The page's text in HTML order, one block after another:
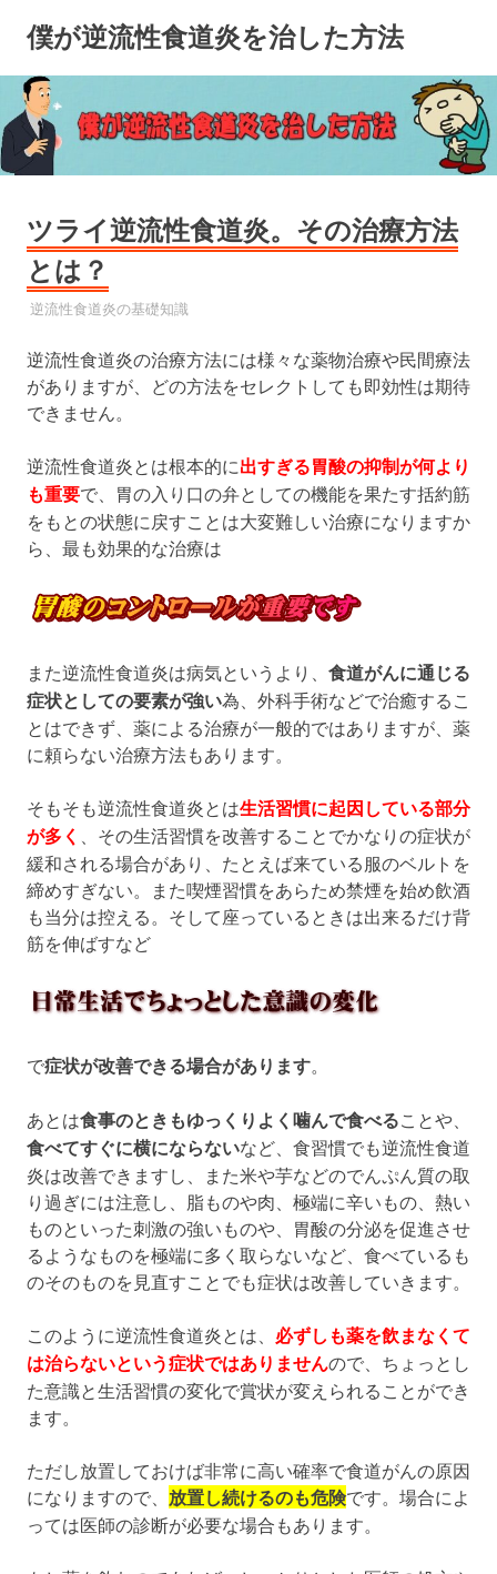
ツ
へ
ス
僕が逆流性食道炎を治した方法
ツライ逆流性食道炎。その治療方法
とは？
2022年12月1日
YYYPRO
逆流性食道炎の基礎知識
逆流性食道炎の治療方法には様々な薬物治療や民間療法
がありますが、どの方法をセレクトしても即効性は期待
できません。
逆流性食道炎とは根本的に出すぎる胃酸の抑制が何より
も重要で、胃の入り口の弁としての機能を果たす括約筋
をもとの状態に戻すことは大変難しい治療になりますか
ら、最も効果的な治療は
また逆流性食道炎は病気というより、 食道がんに通じる
症状としての要素が強い為、外科手術などで治癒するこ
とはできず、薬による治療が一般的ではありますが、薬
に頼らない治療方法もあります。
そもそも逆流性食道炎とは生活習慣に起因している部分
が多く
、その生活習慣を改善することでかなりの症状が
緩和される場合があり、たとえば来ている服のベルトを
締めすぎない。また喫煙習慣をあらため禁煙を始め飲酒
も当分は控える。そして座っているときは出来るだけ背
筋を伸ばすなど
で症状が改善できる場合があります。
あとは食事のときもゆっくりよく噛んで食べることや、
食べてすぐに横にならないなど、食習慣でも逆流性食道
炎は改善できますし、また米や芋などのでんぷん質の取
り過ぎには注意し、脂ものや肉、極端に辛いもの、熱い
ものといった刺激の強いものや、胃酸の分泌を促進させ
るようなものを極端に多く取らないなど、食べているも
のそのものを見直すことでも症状は改善していきます。
このように逆流性食道炎とは、 必ずしも薬を飲まなくて
は治らないという症状ではありませんので、ちょっとし
た意識と生活習慣の変化で賞状が変えられることができ
ます。
ただし放置しておけば非常に高い確率で食道がんの原因
になりますので、 放置し続けるのも危険です。場合によ
っては医師の診断が必要な場合もあります。